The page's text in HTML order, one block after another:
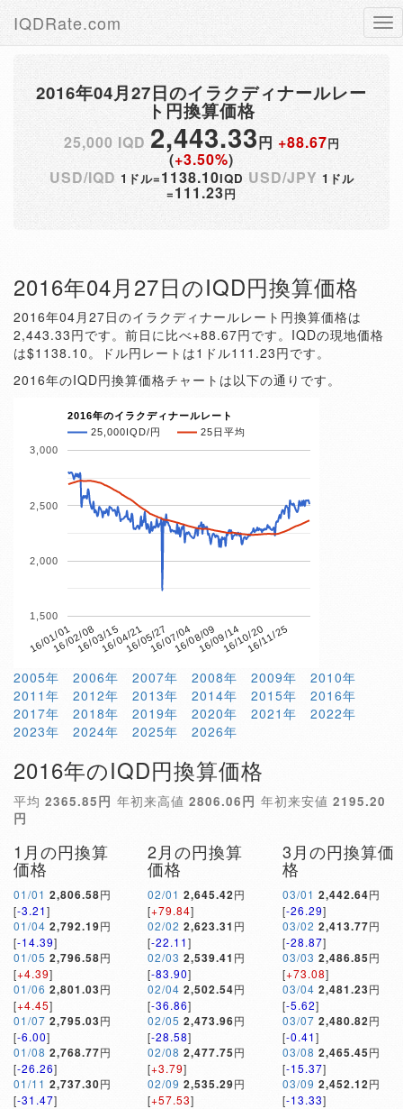
IQDRate.com
2016年04月27日のイラクディナールレー
ト円換算価格
25,000 IQD 2,443.33円 +88.67円
(+3.50%)
USD/IQD 1ドル=1138.10IQD USD/JPY 1ドル
=111.23円
2016年04月27日のIQD円換算価格
2016年04月27日のイラクディナールレート円換算価格は
2,443.33円です。前日に比べ+88.67円です。IQDの現地価格
は$1138.10。ドル円レートは1ドル111.23円です。
2016年のIQD円換算価格チャートは以下の通りです。
2016年のイラクディナールレート
25,000IQD/円
25日平均
16/01/0116/02/0816/03/1516/04/2116/05/2716/07/0416/08/0916/09/1416/10/2016/11/25
1,500
2,000
2,500
3,000
2005年 2006年 2007年 2008年 2009年
2010年
2011年
2012年 2013年 2014年 2015年
2016年
2017年
2018年 2019年 2020年 2021年
2022年
2023年
2024年 2025年 2026年
2016年のIQD円換算価格
平均 2365.85円 年初来高値 2806.06円 年初来安値 2195.20
円
1月の円換算
価格
01/01 2,806.58円
[-3.21]
01/04 2,792.19円
[-14.39]
01/05 2,796.58円
[+4.39]
01/06 2,801.03円
[+4.45]
01/07 2,795.03円
[-6.00]
01/08 2,768.77円
[-26.26]
01/11 2,737.30円
[-31.47]
2月の円換算
価格
02/01 2,645.42円
[+79.84]
02/02 2,623.31 円
[-22.11]
02/03 2,539.41 円
[-83.90]
02/04 2,502.54円
[-36.86]
02/05 2,473.96円
[-28.58]
02/08 2,477.75円
[+3.79]
02/09 2,535.29円
[+57.53]
3月の円換算価
格
03/01 2,442.64円
[-26.29]
03/02 2,413.77円
[-28.87]
03/03 2,486.85円
[+73.08]
03/04 2,481.23円
[-5.62]
03/07 2,480.82円
[-0.41]
03/08 2,465.45円
[-15.37]
03/09 2,452.12円
[-13.33]